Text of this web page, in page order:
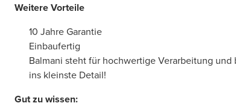
Weitere Vorteile
10 Jahre Garantie
Einbaufertig
Balmani steht für hochwertige Verarbeitung
ins kleinste Detail!
Gut zu wissen: